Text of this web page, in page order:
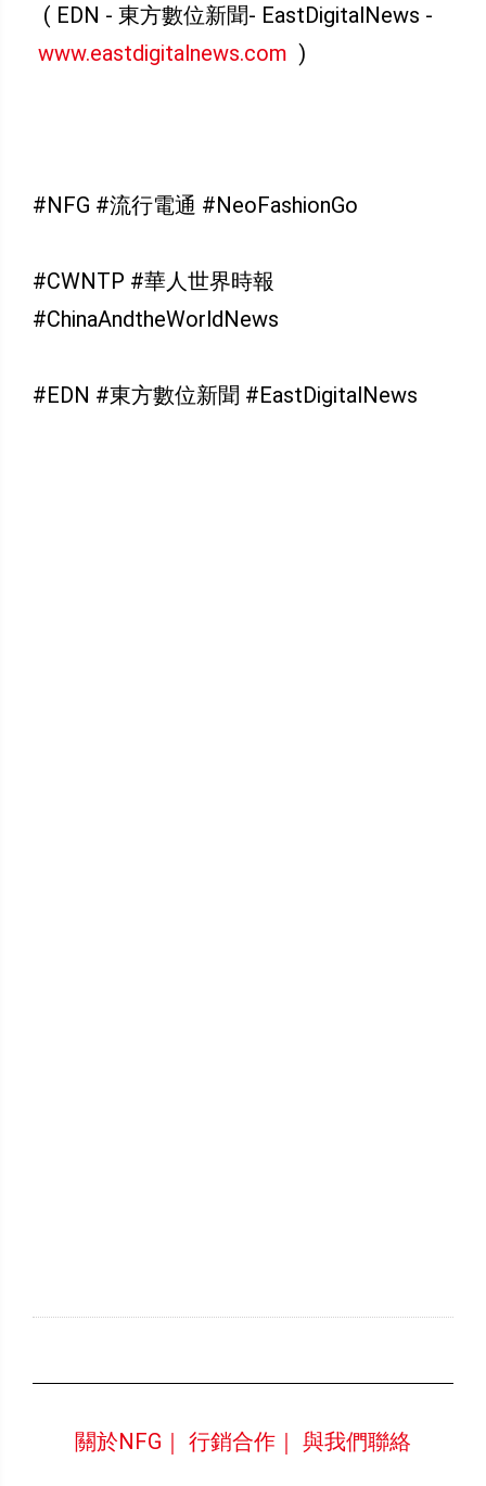
( EDN - 東方數位新聞- EastDigitalNews -
www.eastdigitalnews.com )
#NFG #流行電通 #NeoFashionGo
#CWNTP #華人世界時報
#ChinaAndtheWorldNews
#EDN #東方數位新聞 #EastDigitalNews
關於NFG｜ 行銷合作｜ 與我們聯絡